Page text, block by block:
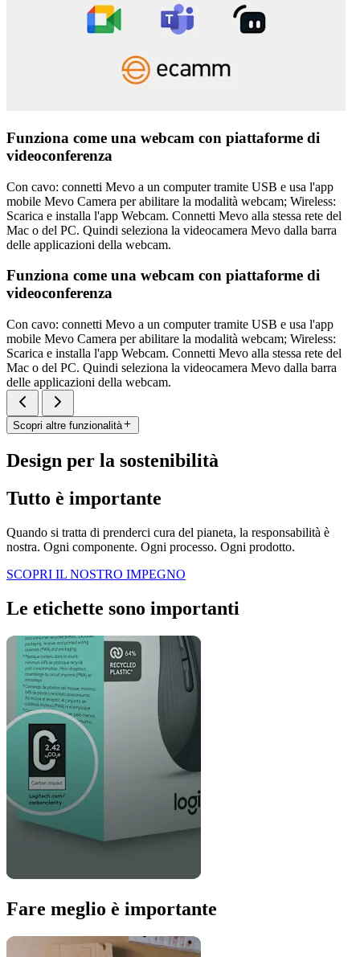
Funziona come una webcam con piattaforme di
videoconferenza
Con cavo: connetti Mevo a un computer tramite USB e usa l'app
mobile Mevo Camera per abilitare la modalità webcam; Wireless:
Scarica e installa l'app Webcam. Connetti Mevo alla stessa rete del
Mac o del PC. Quindi seleziona la videocamera Mevo dalla barra
delle applicazioni della webcam.
Funziona come una webcam con piattaforme di
videoconferenza
Con cavo: connetti Mevo a un computer tramite USB e usa l'app
mobile Mevo Camera per abilitare la modalità webcam; Wireless:
Scarica e installa l'app Webcam. Connetti Mevo alla stessa rete del
Mac o del PC. Quindi seleziona la videocamera Mevo dalla barra
delle applicazioni della webcam.
Scopri altre funzionalità
Design per la sostenibilità
Tutto è importante
Quando si tratta di prenderci cura del pianeta, la responsabilità è
nostra. Ogni componente. Ogni processo. Ogni prodotto.
SCOPRI IL NOSTRO IMPEGNO
Le etichette sono importanti
Fare meglio è importante